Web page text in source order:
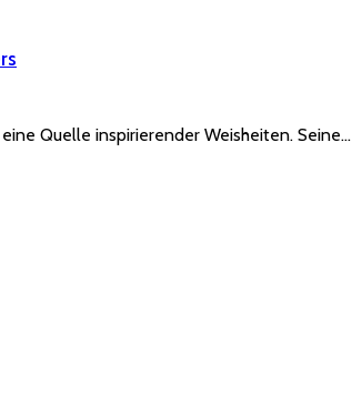
Quelle inspirierender Weisheiten. Seine…